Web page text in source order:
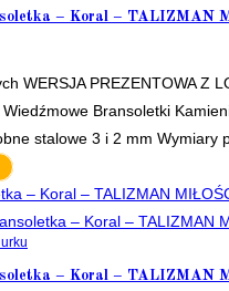
– Koral – TALIZMAN
WERSJA PREZENTOWA Z
Bransoletki
stalowe 3 i 2 mm
– Koral – TALIZMAN